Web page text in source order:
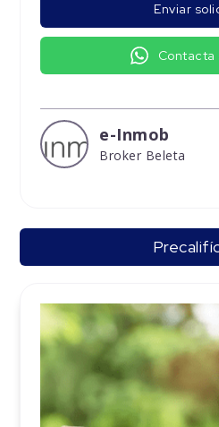
Enviar
Contacta
e-Inmob
Broker Beleta